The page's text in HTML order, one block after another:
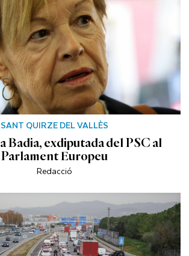
SANT QUIRZE DEL VALLÈS
Badia, exdiputada del PSC al
Parlament Europeu
Redacció